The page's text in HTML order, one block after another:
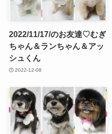
2022/11/17/のお友達♡むぎ
ちゃん＆ランちゃん＆アッ
シュくん
2022-12-08